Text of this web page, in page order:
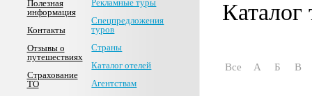
Полезная
информация
Контакты
Отзывы о
путешествиях
Страхование
ТО
Рекламные туры
Спецпредложения
туров
Страны
Каталог отелей
Агентствам
Каталог
Все А Б В